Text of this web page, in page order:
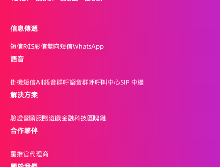
信息傳遞
短信RCS彩信雙向短信WhatsApp
語音
掛機短信AI 語音群呼語音群呼呼叫中心SIP 中繼
解決方案
驗證營銷服務遊戲金融科技區塊鏈
合作夥伴
星推官代理商